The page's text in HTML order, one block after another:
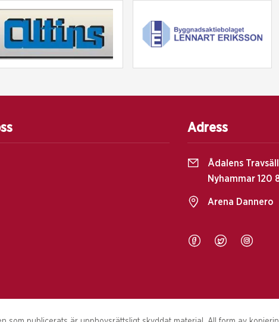
Adress
Ådalens
Nyhammar 120
Arena Dannero